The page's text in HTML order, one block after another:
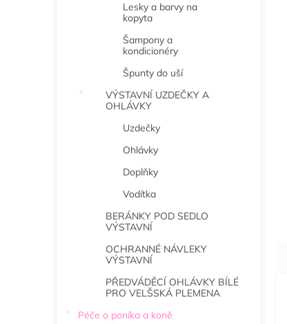
Lesky a barvy na
kopyta
Šampony a
kondicionéry
Špunty do uší
VÝSTAVNÍ UZDEČKY A
OHLÁVKY
Uzdečky
Ohlávky
Doplňky
Vodítka
BERÁNKY POD SEDLO
VÝSTAVNÍ
OCHRANNÉ NÁVLEKY
VÝSTAVNÍ
PŘEDVÁDĚCÍ OHLÁVKY BÍLÉ
PRO VELŠSKÁ PLEMENA
Péče o poníka a koně